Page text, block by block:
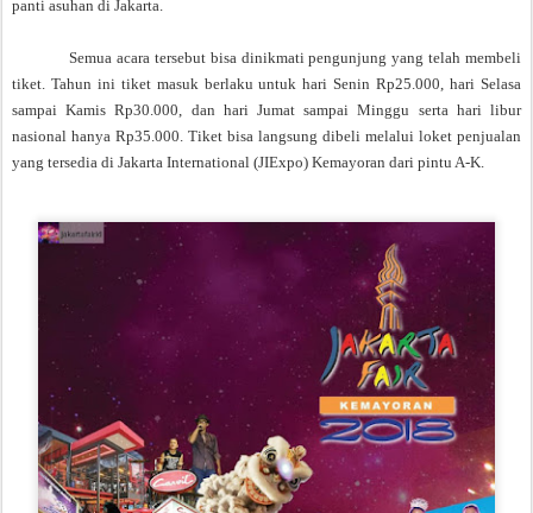
panti asuhan di Jakarta.
Semua acara tersebut bisa dinikmati pengunjung yang telah membeli
tiket. Tahun ini tiket masuk berlaku untuk hari Senin Rp25.000, hari Selasa
sampai Kamis Rp30.000, dan hari Jumat sampai Minggu serta hari libur
nasional hanya Rp35.000. Tiket bisa langsung dibeli melalui loket penjualan
yang tersedia di Jakarta International (JIExpo) Kemayoran dari pintu A-K.